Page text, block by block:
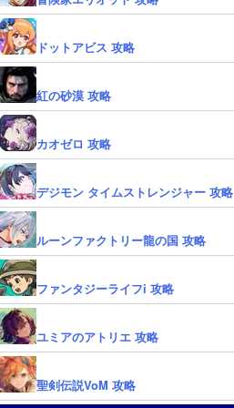
ドットアビス 攻略
紅の砂漠 攻略
カオゼロ 攻略
デジモン タイムストレンジャー 攻略
ルーンファクトリー龍の国 攻略
ファンタジーライフi 攻略
ユミアのアトリエ 攻略
聖剣伝説VoM 攻略